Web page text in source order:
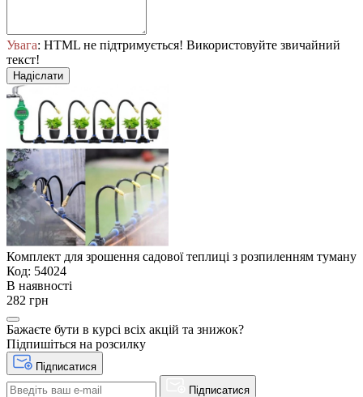
Увага: HTML не підтримується! Використовуйте звичайний
текст!
Надіслати
Комплект для зрошення садової теплиці з розпиленням туману
Код: 54024
В наявності
282 грн
Бажаєте бути в курсі всіх акцій та знижок?
Підпишіться на розсилку
Підписатися
Підписатися